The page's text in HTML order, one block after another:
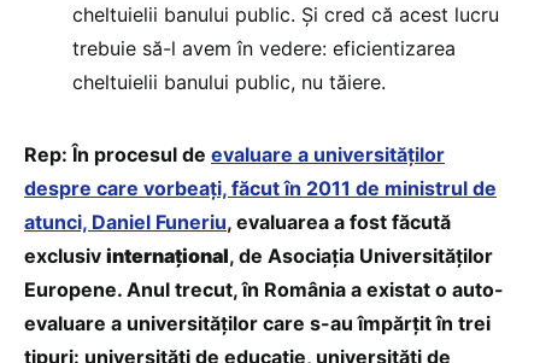
cheltuielii banului public. Și cred că acest lucru
trebuie să-l avem în vedere: eficientizarea
cheltuielii banului public, nu tăiere.
Rep: În procesul de evaluare a universităților
despre care vorbeați, făcut în 2011 de ministrul de
atunci, Daniel Funeriu, evaluarea a fost făcută
exclusiv internațional, de Asociația Universităților
Europene. Anul trecut, în România a existat o auto-
evaluare a universităților care s-au împărțit în trei
tipuri: universități de educație, universități de